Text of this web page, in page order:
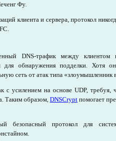
Фу.
клиента и сервера, протокол
DNS-трафик между клиентом
для обнаружения подделки. Хотя
сеть от атак типа «злоумышленник
с усилением на основе UDP,
Таким образом, DNSCrypt помогает
безопасный протокол для